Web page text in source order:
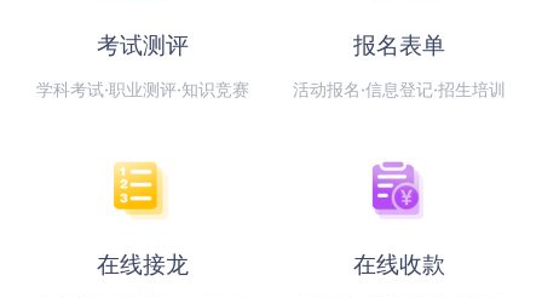
考试测评
学科考试·职业测评·知识竞赛
报名表单
活动报名·信息登记·招生培训
在线接龙 在线收款